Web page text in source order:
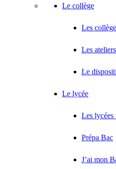
Le collège
Les
Les
Le
Le lycée
Les
Prépa Bac
J’ai mon